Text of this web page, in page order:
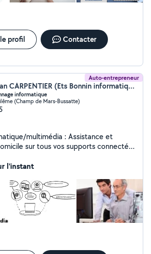
profil Contacter
Auto-entrepreneur
Florian CARPENTIER (Ets Bonnin informatique/dépannage /médias)
informatique
(Champ de Mars-Bussatte)
sur tous vos supports connectés.
préférentielles pour les seniors
l'instant